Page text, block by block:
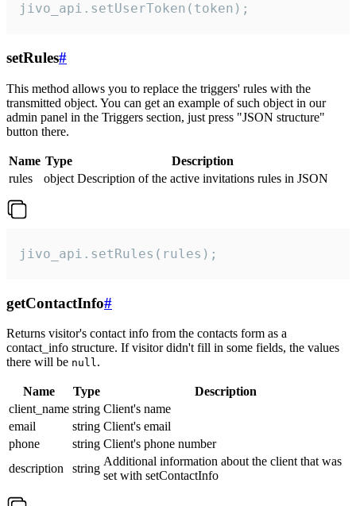
jivo_api.setUserToken(token);
setRules#
This method allows you to replace the triggers' rules with the
transmitted object. You can get an example of such object in our
admin panel in the Triggers section, just press "JSON structure"
button there.
Name Type
Description
rules
object Description of the active invitations rules in JSON
jivo_api.setRules(rules);
getContactInfo#
Returns visitor's contact info from the contacts form as a
contact_info structure. If visitor didn't fill in some fields, the values
there will be null.
Name Type
Description
client_name string Client's name
email
string Client's email
phone
string Client's phone number
description
string
Additional information about the client that was
set with setContactInfo